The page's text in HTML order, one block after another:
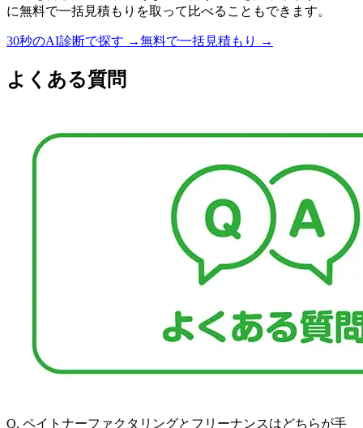
に無料で一括見積もりを取って比べることもできます。
30秒のAI診断で探す →無料で一括見積もり →
よくある質問
Q. ペイトナーファクタリングとフリーナンスはどちらが手